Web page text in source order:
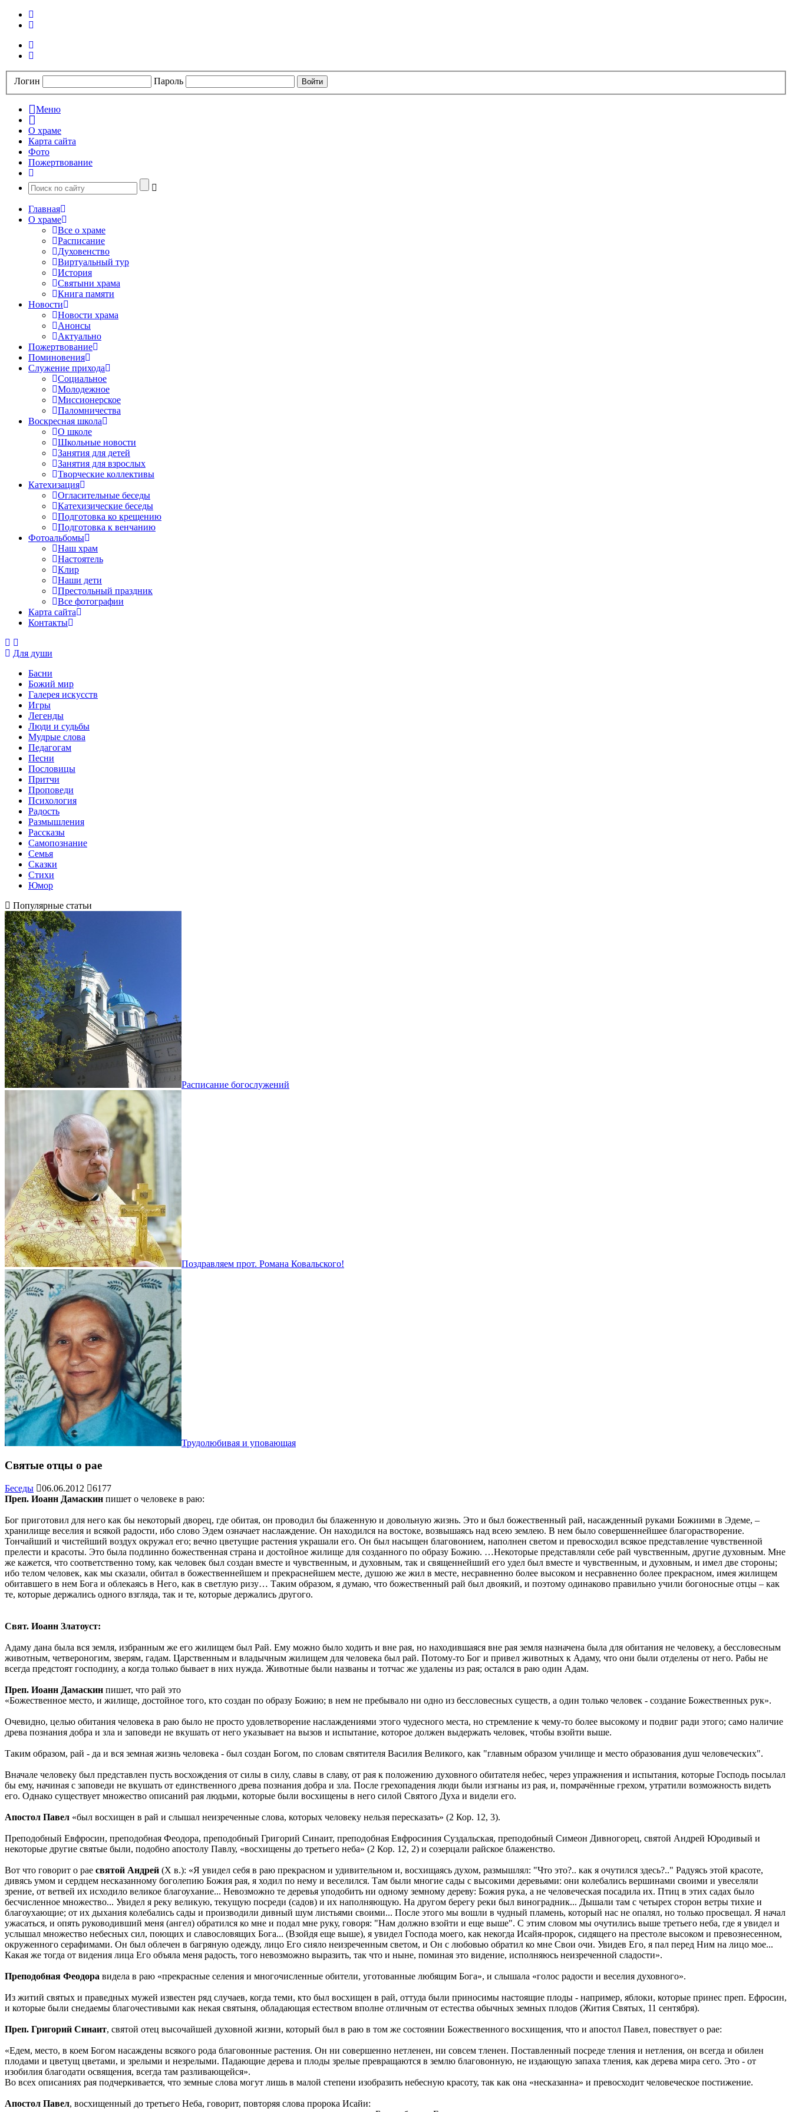
Логин Пароль
Меню
О храме
Карта сайта
Фото
Пожертвование
Главная
О храме
Все о храме
Расписание
Духовенство
Виртуальный тур
История
Святыни храма
Книга памяти
Новости
Новости храма
Анонсы
Актуально
Пожертвование
Поминовения
Служение прихода
Социальное
Молодежное
Миссионерское
Паломничества
Воскресная школа
О школе
Школьные новости
Занятия для детей
Занятия для взрослых
Творческие коллективы
Катехизация
Огласительные беседы
Катехизические беседы
Подготовка ко крещению
Подготовка к венчанию
Фотоальбомы
Наш храм
Настоятель
Клир
Наши дети
Престольный праздник
Все фотографии
Карта сайта
Контакты
Для души
Басни
Божий мир
Галерея искусств
Игры
Легенды
Люди и судьбы
Мудрые слова
Педагогам
Песни
Пословицы
Притчи
Проповеди
Психология
Радость
Размышления
Рассказы
Самопознание
Семья
Сказки
Стихи
Юмор
Популярные статьи
Расписание богослужений
Поздравляем прот. Романа Ковальского!
Трудолюбивая и уповающая
Святые отцы о рае
Беседы 06.06.2012
6177
Преп. Иоанн Дамаскин пишет о человеке в раю:
Бог приготовил для него как бы некоторый дворец, где обитая, он проводил бы блаженную и довольную жизнь. Это и был божественный рай, насажденный руками Божиими в Эдеме, –
хранилище веселия и всякой радости, ибо слово Эдем означает наслаждение. Он находился на востоке, возвышаясь над всею землею. В нем было совершеннейшее благорастворение.
Тончайший и чистейший воздух окружал его; вечно цветущие растения украшали его. Он был насыщен благовонием, наполнен светом и превосходил всякое представление чувственной
прелести и красоты. Это была подлинно божественная страна и достойное жилище для созданного по образу Божию. …Некоторые представляли себе рай чувственным, другие духовным. Мне
же кажется, что соответственно тому, как человек был создан вместе и чувственным, и духовным, так и священнейший его удел был вместе и чувственным, и духовным, и имел две стороны;
ибо телом человек, как мы сказали, обитал в божественнейшем и прекраснейшем месте, душою же жил в месте, несравненно более высоком и несравненно более прекрасном, имея жилищем
обитавшего в нем Бога и облекаясь в Него, как в светлую ризу… Таким образом, я думаю, что божественный рай был двоякий, и поэтому одинаково правильно учили богоносные отцы – как
те, которые держались одного взгляда, так и те, которые держались другого.
Свят. Иоанн Златоуст:
Адаму дана была вся земля, избранным же его жилищем был Рай. Ему можно было ходить и вне рая, но находившаяся вне рая земля назначена была для обитания не человеку, а бессловесным
животным, четвероногим, зверям, гадам. Царственным и владычным жилищем для человека был рай. Потому-то Бог и привел животных к Адаму, что они были отделены от него. Рабы не
всегда предстоят господину, а когда только бывает в них нужда. Животные были названы и тотчас же удалены из рая; остался в раю один Адам.
Преп. Иоанн Дамаскин пишет, что рай это
«Божественное место, и жилище, достойное того, кто создан по образу Божию; в нем не пребывало ни одно из бессловесных существ, а один только человек - создание Божественных рук».
Очевидно, целью обитания человека в раю было не просто удовлетворение наслаждениями этого чудесного места, но стремление к чему-то более высокому и подвиг ради этого; само наличие
древа познания добра и зла и заповеди не вкушать от него указывает на вызов и испытание, которое должен выдержать человек, чтобы взойти выше.
Таким образом, рай - да и вся земная жизнь человека - был создан Богом, по словам святителя Василия Великого, как "главным образом училище и место образования душ человеческих".
Вначале человеку был представлен пусть восхождения от силы в силу, славы в славу, от рая к положению духовного обитателя небес, через упражнения и испытания, которые Господь посылал
бы ему, начиная с заповеди не вкушать от единственного древа познания добра и зла. После грехопадения люди были изгнаны из рая, и, помрачённые грехом, утратили возможность видеть
его. Однако существует множество описаний рая людьми, которые были восхищены в него силой Святого Духа и видели его.
Апостол Павел «был восхищен в рай и слышал неизреченные слова, которых человеку нельзя пересказать» (2 Кор. 12, 3).
Преподобный Евфросин, преподобная Феодора, преподобный Григорий Синаит, преподобная Евфросиния Суздальская, преподобный Симеон Дивногорец, святой Андрей Юродивый и
некоторые другие святые были, подобно апостолу Павлу, «восхищены до третьего неба» (2 Кор. 12, 2) и созерцали райское блаженство.
Вот что говорит о рае святой Андрей (X в.): «Я увидел себя в раю прекрасном и удивительном и, восхищаясь духом, размышлял: "Что это?.. как я очутился здесь?.." Радуясь этой красоте,
дивясь умом и сердцем несказанному боголепию Божия рая, я ходил по нему и веселился. Там были многие сады с высокими деревьями: они колебались вершинами своими и увеселяли
зрение, от ветвей их исходило великое благоухание... Невозможно те деревья уподобить ни одному земному дереву: Божия рука, а не человеческая посадила их. Птиц в этих садах было
бесчисленное множество... Увидел я реку великую, текущую посреди (садов) и их наполняющую. На другом берегу реки был виноградник... Дышали там с четырех сторон ветры тихие и
благоухающие; от их дыхания колебались сады и производили дивный шум листьями своими... После этого мы вошли в чудный пламень, который нас не опалял, но только просвещал. Я начал
ужасаться, и опять руководивший меня (ангел) обратился ко мне и подал мне руку, говоря: "Нам должно взойти и еще выше". С этим словом мы очутились выше третьего неба, где я увидел и
услышал множество небесных сил, поющих и славословящих Бога... (Взойдя еще выше), я увидел Господа моего, как некогда Исайя-пророк, сидящего на престоле высоком и превознесенном,
окруженного серафимами. Он был облечен в багряную одежду, лицо Его сияло неизреченным светом, и Он с любовью обратил ко мне Свои очи. Увидев Его, я пал перед Ним на лицо мое...
Какая же тогда от видения лица Его объяла меня радость, того невозможно выразить, так что и ныне, поминая это видение, исполняюсь неизреченной сладости».
Преподобная Феодора видела в раю «прекрасные селения и многочисленные обители, уготованные любящим Бога», и слышала «голос радости и веселия духовного».
Из житий святых и праведных мужей известен ряд случаев, когда теми, кто был восхищен в рай, оттуда были приносимы настоящие плоды - например, яблоки, которые принес преп. Ефросин,
и которые были снедаемы благочестивыми как некая святыня, обладающая естеством вполне отличным от естества обычных земных плодов (Жития Святых, 11 сентября).
Преп. Григорий Синаит, святой отец высочайшей духовной жизни, который был в раю в том же состоянии Божественного восхищения, что и апостол Павел, повествует о рае:
«Едем, место, в коем Богом насаждены всякого рода благовонные растения. Он ни совершенно нетленен, ни совсем тленен. Поставленный посреде тления и нетления, он всегда и обилен
плодами и цветущ цветами, и зрелыми и незрелыми. Падающие дерева и плоды зрелые превращаются в землю благовонную, не издающую запаха тления, как дерева мира сего. Это - от
изобилия благодати освящения, всегда там разливающейся».
Во всех описаниях рая подчеркивается, что земные слова могут лишь в малой степени изобразить небесную красоту, так как она «несказанна» и превосходит человеческое постижение.
Апостол Павел, восхищенный до третьего Неба, говорит, повторяя слова пророка Исайи: